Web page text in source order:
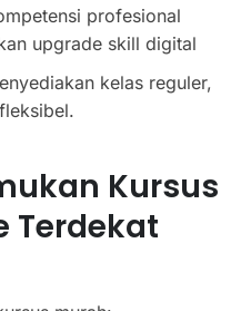
profesional
upgrade skill digital
kelas reguler,
Kursus
Terdekat